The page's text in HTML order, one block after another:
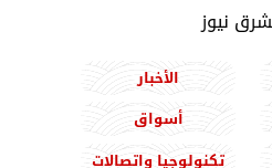
نيوز
الأخبار
أسواق
تكنولوجيا واتصالات